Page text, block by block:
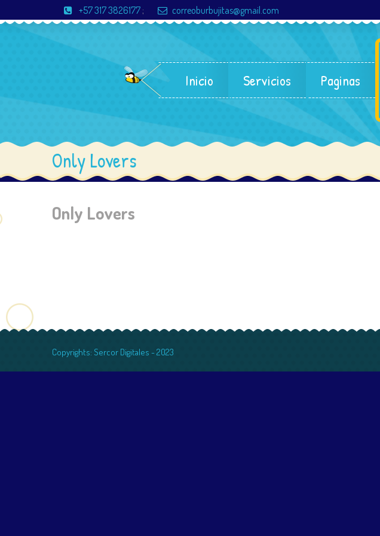
+57 317 3826177 ; correoburbujitas@gmail.com
Inicio Servicios Paginas
Only Lovers
Only Lovers
Copyrights: Sercor Digitales - 2023